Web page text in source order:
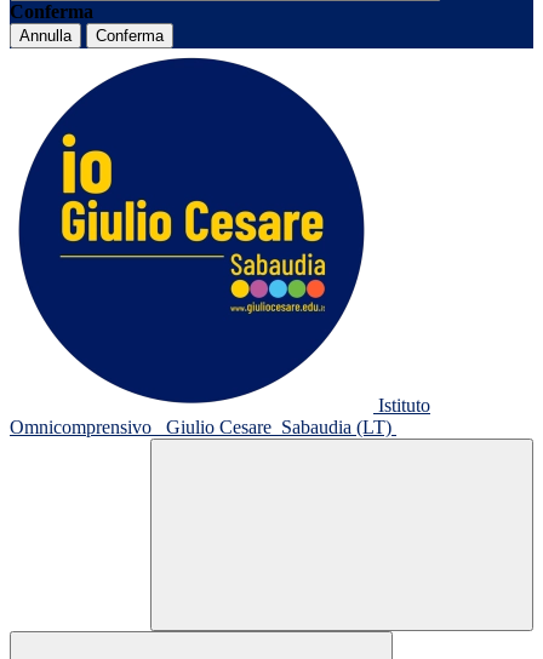
Conferma
Annulla Conferma
Istituto
Omnicomprensivo
Giulio Cesare Sabaudia (LT)